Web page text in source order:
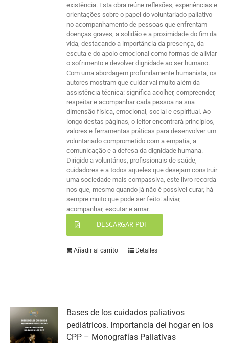
existência. Esta obra reúne reflexões, experiências e
orientações sobre o papel do voluntariado paliativo
no acompanhamento de pessoas que enfrentam
doenças graves, a solidão e a proximidade do fim da
vida, destacando a importância da presença, da
escuta e do apoio emocional como formas de aliviar
o sofrimento e devolver dignidade ao ser humano.
Com uma abordagem profundamente humanista, os
autores mostram que cuidar vai muito além da
assistência técnica: significa acolher, compreender,
respeitar e acompanhar cada pessoa na sua
dimensão física, emocional, social e espiritual. Ao
longo destas páginas, o leitor encontrará princípios,
valores e ferramentas práticas para desenvolver um
voluntariado comprometido com a empatia, a
comunicação e a defesa da dignidade humana.
Dirigido a voluntários, profissionais de saúde,
cuidadores e a todos aqueles que desejam construir
uma sociedade mais compassiva, este livro recorda-
nos que, mesmo quando já não é possível curar, há
sempre muito que pode ser feito: aliviar,
acompanhar, escutar e amar.
DESCARGAR PDF
Añadir al carrito Detalles
Bases de los cuidados paliativos
pediátricos. Importancia del hogar en los
CPP – Monografías Paliativas